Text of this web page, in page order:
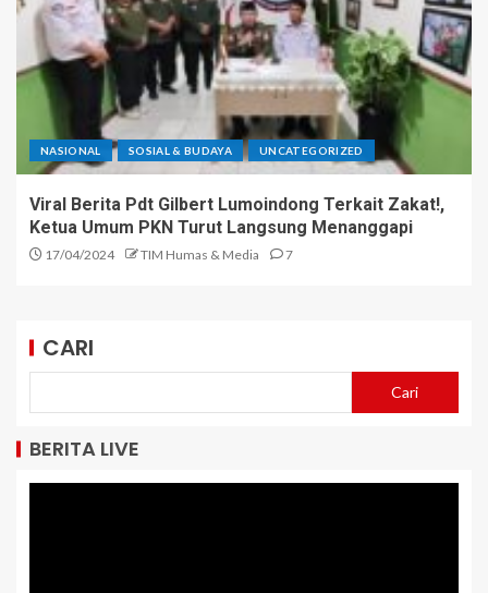
NASIONAL SOSIAL & BUDAYA UNCATEGORIZED
Viral Berita Pdt Gilbert Lumoindong Terkait Zakat!,
Ketua Umum PKN Turut Langsung Menanggapi
17/04/2024 TIM Humas & Media 7
CARI
Cari
BERITA LIVE